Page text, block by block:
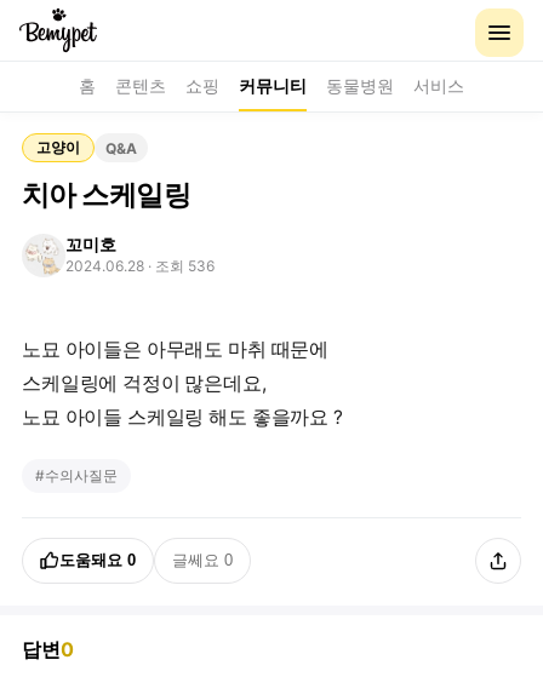
홈 콘텐츠 쇼핑 커뮤니티 동물병원 서비스
고양이 Q&A
치아 스케일링
꼬미호
2024.06.28 · 조회 536
노묘 아이들은 아무래도 마취 때문에
스케일링에 걱정이 많은데요,
#수의사질문
도움돼요 0 글쎄요 0
답변0